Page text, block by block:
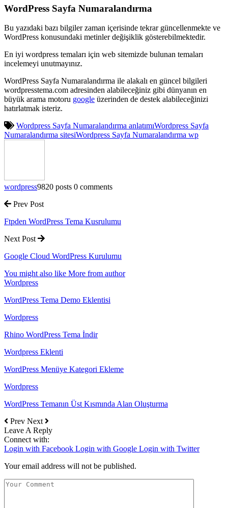
WordPress Sayfa Numaralandırma
Bu yazıdaki bazı bilgiler zaman içerisinde tekrar güncellenmekte ve
WordPress konusundaki metinler değişiklik gösterebilmektedir.
En iyi wordpress temaları için web sitemizde bulunan temaları
incelemeyi unutmayınız.
WordPress Sayfa Numaralandırma ile alakalı en güncel bilgileri
wordpresstema.com adresinden alabileceğiniz gibi dünyanın en
büyük arama motoru google üzerinden de destek alabileceğinizi
hatırlatmak isteriz.
Wordpress Sayfa Numaralandırma anlatımıWordpress Sayfa
Numaralandırma sitesiWordpress Sayfa Numaralandırma wp
wordpress9820 posts 0 comments
Prev Post
Ftpden WordPress Tema Kusrulumu
Next Post
Google Cloud WordPress Kurulumu
You might also like More from author
Wordpress
WordPress Tema Demo Eklentisi
Wordpress
Rhino WordPress Tema İndir
Wordpress Eklenti
WordPress Menüye Kategori Ekleme
Wordpress
WordPress Temanın Üst Kısmında Alan Oluşturma
Prev Next
Leave A Reply
Connect with:
Login with Facebook Login with Google Login with Twitter
Your email address will not be published.